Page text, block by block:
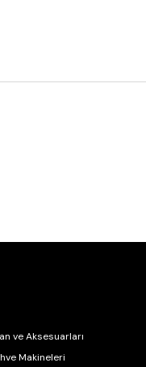
ve Aksesuarları
Makineleri